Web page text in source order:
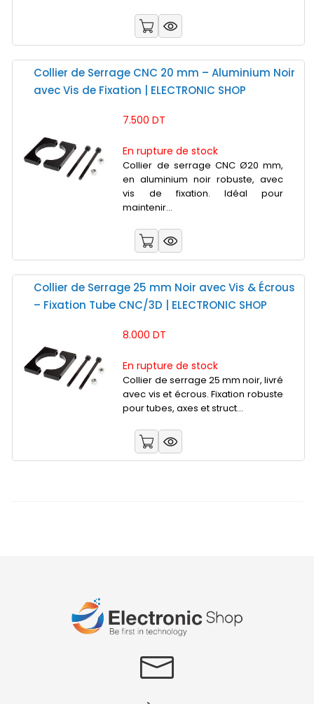
Collier de Serrage CNC 20 mm – Aluminium Noir
avec Vis de Fixation | ELECTRONIC SHOP
7.500 DT
En rupture de stock
Collier de serrage CNC Ø20 mm,
en aluminium noir robuste, avec
vis de fixation. Idéal pour
maintenir...
Collier de Serrage 25 mm Noir avec Vis & Écrous
– Fixation Tube CNC/3D | ELECTRONIC SHOP
8.000 DT
En rupture de stock
Collier de serrage 25 mm noir, livré
avec vis et écrous. Fixation robuste
pour tubes, axes et struct...